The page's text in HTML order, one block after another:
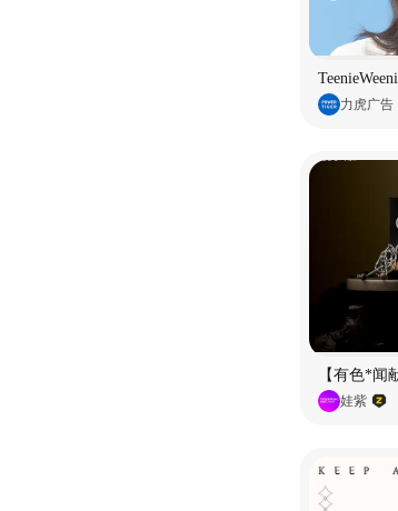
力虎广告
【有色*闻
娃紫